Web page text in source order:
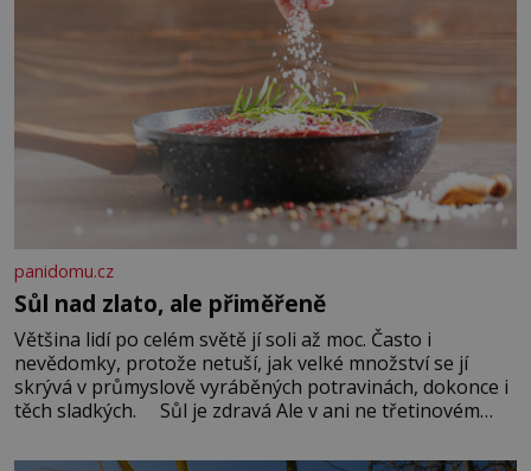
panidomu.cz
Sůl nad zlato, ale přiměřeně
Většina lidí po celém světě jí soli až moc. Často i
nevědomky, protože netuší, jak velké množství se jí
skrývá v průmyslově vyráběných potravinách, dokonce i
těch sladkých. Sůl je zdravá Ale v ani ne třetinovém
základní složky– sodík a chlór – jsou zásadní pro